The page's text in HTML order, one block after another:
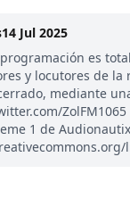
14 Jul 2025
es
y locutores de la
mediante
ZolFM1065
1 de